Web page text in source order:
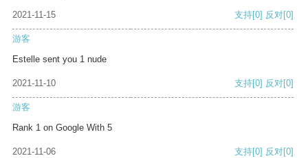
2021-11-15 支持[0] 反对[0]
游客
Estelle sent you 1 nude
2021-11-10 支持[0] 反对[0]
游客
Rank 1 on Google With 5
2021-11-06 支持[0] 反对[0]